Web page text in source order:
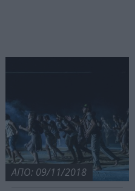
ΑΠΟ: 09/11/2018